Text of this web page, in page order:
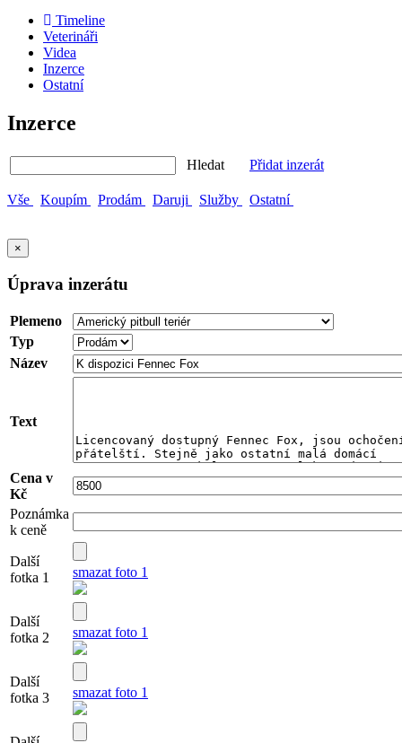
Timeline
Veterináři
Videa
Inzerce
Ostatní
Inzerce
Hledat Přidat inzerát
Vše Koupím Prodám Daruji Služby Ostatní
×
Úprava inzerátu
Plemeno
Typ
Název
Text
Cena v
Kč
Poznámka
k ceně
Další
fotka 1
smazat foto 1
Další
fotka 2
smazat foto 1
Další
fotka 3
smazat foto 1